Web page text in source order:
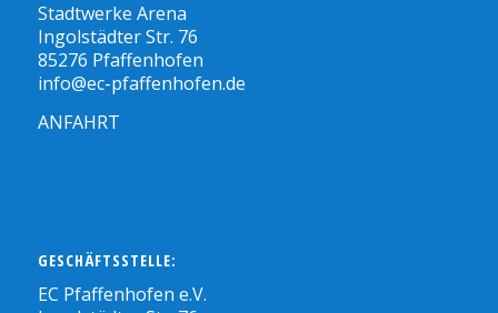
Stadtwerke Arena
Ingolstädter Str. 76
85276 Pfaffenhofen
info@ec-pfaffenhofen.de
ANFAHRT
GESCHÄFTSSTELLE:
EC Pfaffenhofen e.V.